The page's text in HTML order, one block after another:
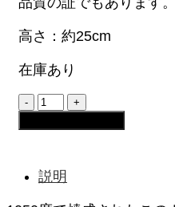
高さ：約25cm
在庫あり
ガ
デ
こ
び
と
説明